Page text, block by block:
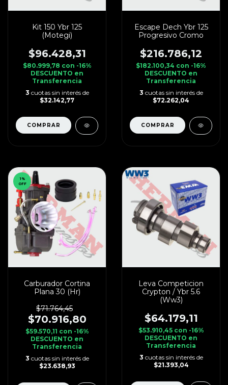
Kit 150 Ybr 125
(Motegi)
$96.428,31
$80.999,78 con -16%
DESCUENTO en
Transferencia
3 cuotas sin interés de
$32.142,77
Escape Dech Ybr 125
Progresivo Cromo
$216.786,12
$182.100,34 con -16%
DESCUENTO en
Transferencia
3 cuotas sin interés de
$72.262,04
1 %
OFF
Carburador Cortina
Plana 30 (Hr)
$71.764,45
$70.916,80
$59.570,11 con -16%
DESCUENTO en
Transferencia
3 cuotas sin interés de
$23.638,93
Leva Competicion
Crypton / Ybr 5.6
(Ww3)
$64.179,11
$53.910,45 con -16%
DESCUENTO en
Transferencia
3 cuotas sin interés de
$21.393,04